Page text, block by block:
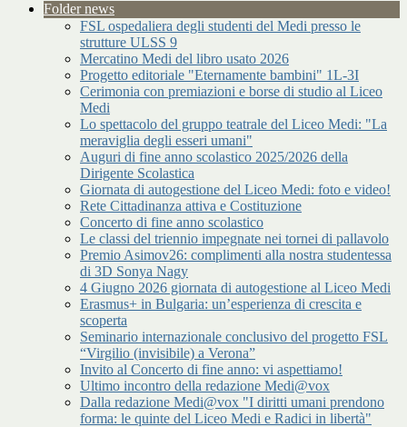
Folder news
FSL ospedaliera degli studenti del Medi presso le
strutture ULSS 9
Mercatino Medi del libro usato 2026
Progetto editoriale "Eternamente bambini" 1L-3I
Cerimonia con premiazioni e borse di studio al Liceo
Medi
Lo spettacolo del gruppo teatrale del Liceo Medi: "La
meraviglia degli esseri umani"
Auguri di fine anno scolastico 2025/2026 della
Dirigente Scolastica
Giornata di autogestione del Liceo Medi: foto e video!
Rete Cittadinanza attiva e Costituzione
Concerto di fine anno scolastico
Le classi del triennio impegnate nei tornei di pallavolo
Premio Asimov26: complimenti alla nostra studentessa
di 3D Sonya Nagy
4 Giugno 2026 giornata di autogestione al Liceo Medi
Erasmus+ in Bulgaria: un’esperienza di crescita e
scoperta
Seminario internazionale conclusivo del progetto FSL
“Virgilio (invisibile) a Verona”
Invito al Concerto di fine anno: vi aspettiamo!
Ultimo incontro della redazione Medi@vox
Dalla redazione Medi@vox "I diritti umani prendono
forma: le quinte del Liceo Medi e Radici in libertà"